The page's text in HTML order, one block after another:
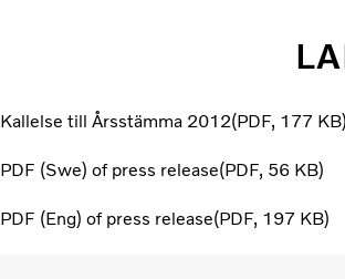
Kallelse till Årsstämma 2012 PDF 177 KB
PDF (Swe) of press release PDF 56 KB
PDF (Eng) of press release PDF 197 KB